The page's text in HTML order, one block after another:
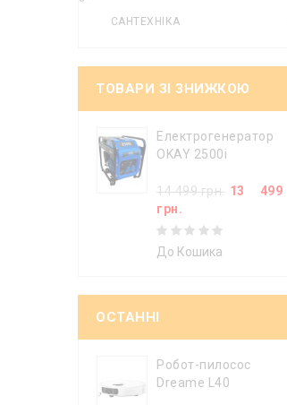
САНТЕХНІКА
ТОВАРИ ЗІ ЗНИЖКОЮ
Електрогенератор
OKAY 2500i
14 499 грн. 13 499
грн.
До Кошика
ОСТАННІ
Робот-пилосос
Dreame L40